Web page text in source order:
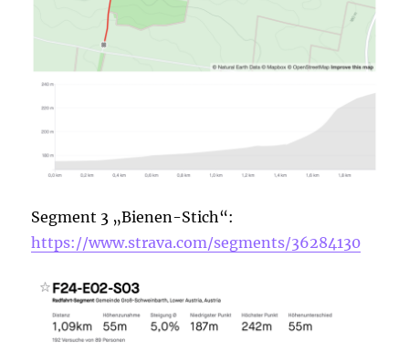
Segment 3 „Bienen-Stich“:
https://www.strava.com/segments/36284130